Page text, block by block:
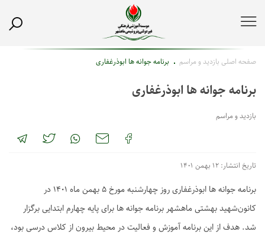
صفحه اصلیبازدید و مراسم برنامه جوانه ها ابوذرغفاری
برنامه جوانه ها ابوذرغفاری
بازدید و مراسم
تاریخ انتشار: ۱۲ بهمن ۱۴۰۱
برنامه جوانه ها ابوذرغفاری روز چهارشنبه مورخ ۵ بهمن ماه ۱۴۰۱ در
کانون‌شهید بهشتی ماهشهر برنامه جوانه ها برای پایه چهارم ابتدایی برگزار
شد. هدف از این برنامه آموزش و فعالیت در محیط بیرون از کلاس درسی بود،